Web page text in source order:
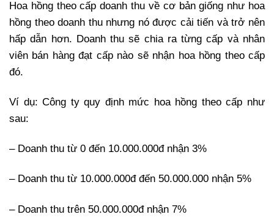
Hoa hồng theo cấp doanh thu về cơ bản giống như hoa
hồng theo doanh thu nhưng nó được cải tiến và trở nên
hấp dẫn hơn. Doanh thu sẽ chia ra từng cấp và nhân
viên bán hàng đạt cấp nào sẽ nhận hoa hồng theo cấp
đó.
Ví dụ: Công ty quy định mức hoa hồng theo cấp như
sau:
– Doanh thu từ 0 đến 10.000.000đ nhận 3%
– Doanh thu từ 10.000.000đ đến 50.000.000 nhận 5%
– Doanh thu trên 50.000.000đ nhận 7%